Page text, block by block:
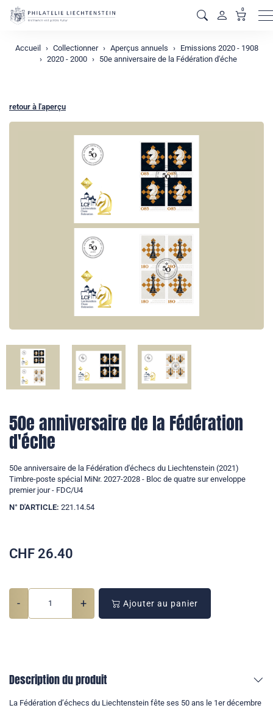
0
Accueil Collectionner Aperçus annuels
Emissions 2020 - 1908
2020 - 2000
50e anniversaire de la Fédération d'éche
retour à l'aperçu
50e anniversaire de la Fédération
d'éche
50e anniversaire de la Fédération d'échecs du Liechtenstein (2021)
Timbre-poste spécial MiNr. 2027-2028 - Bloc de quatre sur enveloppe
premier jour - FDC/U4
N° D'ARTICLE: 221.14.54
CHF 26.40
- + Ajouter au panier
Description du produit
La Fédération d’échecs du Liechtenstein fête ses 50 ans le 1er décembre